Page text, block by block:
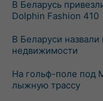
В Беларусь
Dolphin Fashion 410
В Беларуси
недвижимости
На гольф-поле под
лыжную трассу